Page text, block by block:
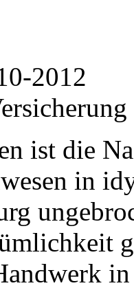
2012
ist die
in